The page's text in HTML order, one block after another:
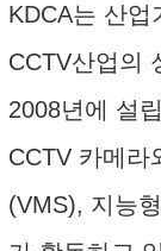
KDCA는 산업
CCTV산업의
2008년에 설
CCTV 카메라
(VMS), 지능